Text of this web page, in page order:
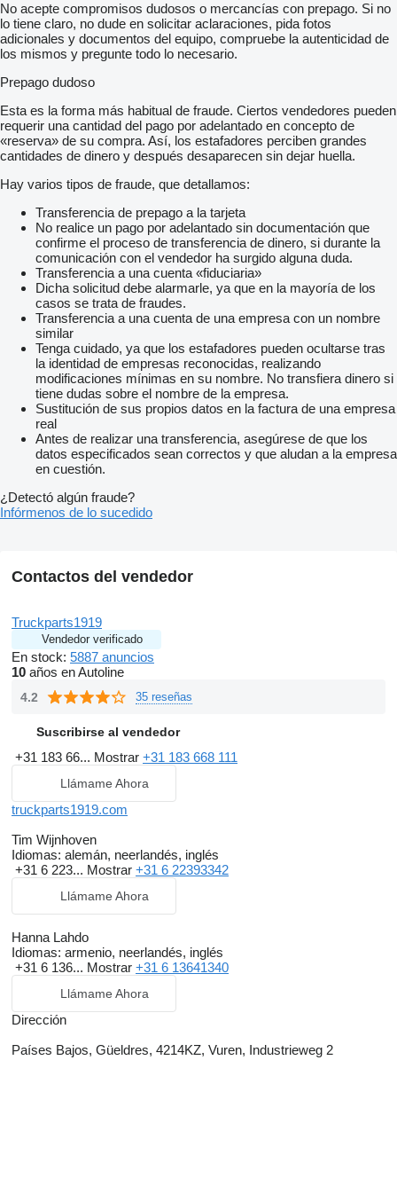
No acepte compromisos dudosos o mercancías con prepago. Si no
lo tiene claro, no dude en solicitar aclaraciones, pida fotos
adicionales y documentos del equipo, compruebe la autenticidad de
los mismos y pregunte todo lo necesario.
Prepago dudoso
Esta es la forma más habitual de fraude. Ciertos vendedores pueden
requerir una cantidad del pago por adelantado en concepto de
«reserva» de su compra. Así, los estafadores perciben grandes
cantidades de dinero y después desaparecen sin dejar huella.
Hay varios tipos de fraude, que detallamos:
Transferencia de prepago a la tarjeta
No realice un pago por adelantado sin documentación que
confirme el proceso de transferencia de dinero, si durante la
comunicación con el vendedor ha surgido alguna duda.
Transferencia a una cuenta «fiduciaria»
Dicha solicitud debe alarmarle, ya que en la mayoría de los
casos se trata de fraudes.
Transferencia a una cuenta de una empresa con un nombre
similar
Tenga cuidado, ya que los estafadores pueden ocultarse tras
la identidad de empresas reconocidas, realizando
modificaciones mínimas en su nombre. No transfiera dinero si
tiene dudas sobre el nombre de la empresa.
Sustitución de sus propios datos en la factura de una empresa
real
Antes de realizar una transferencia, asegúrese de que los
datos especificados sean correctos y que aludan a la empresa
en cuestión.
¿Detectó algún fraude?
Infórmenos de lo sucedido
Contactos del vendedor
Truckparts1919
Vendedor verificado
En stock: 5887 anuncios
10 años en Autoline
4.2 35 reseñas
Suscribirse al vendedor
+31 183 66... Mostrar +31 183 668 111
Llámame Ahora
truckparts1919.com
Tim Wijnhoven
Idiomas: alemán, neerlandés, inglés
+31 6 223... Mostrar +31 6 22393342
Llámame Ahora
Hanna Lahdo
Idiomas: armenio, neerlandés, inglés
+31 6 136... Mostrar +31 6 13641340
Llámame Ahora
Dirección
Países Bajos, Güeldres, 4214KZ, Vuren, Industrieweg 2